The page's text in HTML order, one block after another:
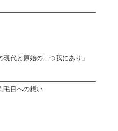
代と原始の二つ我にあり」
毛目への想い -